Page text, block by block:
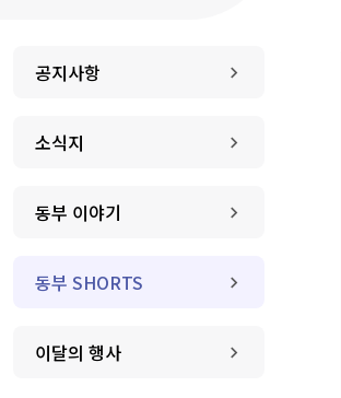
공지사항
소식지
동부 이야기
동부 SHORTS
이달의 행사